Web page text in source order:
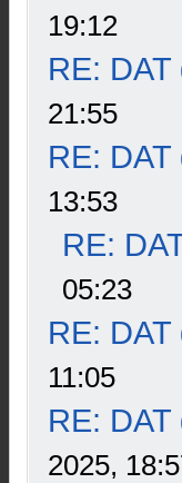
19:12
RE:
21:55
RE:
13:53
RE:
05:23
RE:
11:05
RE:
2025,